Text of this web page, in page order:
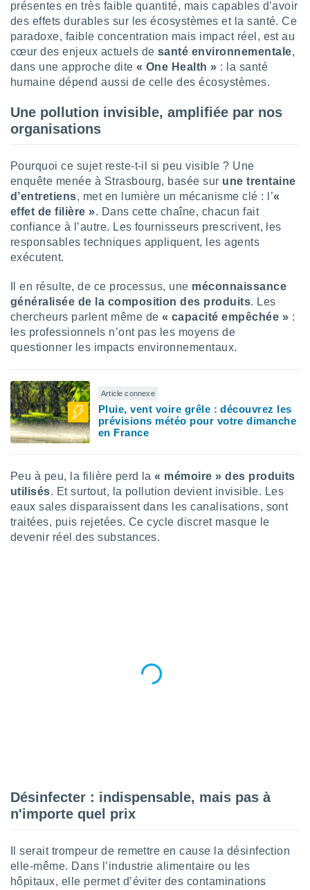
des
des
pour
des
votre
ce site
IP et
sur
Pour ce
à
en
«
» ou
créer
pour
des
présentes en très faible quantité, mais capables d’avoir
des effets durables sur les écosystèmes et la santé. Ce
paradoxe, faible concentration mais impact réel, est au
cœur des enjeux actuels de santé environnementale,
dans une approche dite« One Health » : la santé
humaine dépend aussi de celle des écosystèmes.
Une pollution invisible, amplifiée par nos
organisations
Pourquoi ce sujet reste-t-il si peu visible ? Une
enquête menée à Strasbourg, basée sur une trentaine
d’entretiens, met en lumière un mécanisme clé : l’«
effet de filière ». Dans cette chaîne, chacun fait
confiance à l’autre. Les fournisseurs prescrivent, les
responsables techniques appliquent, les agents
exécutent.
Il en résulte, de ce processus, une méconnaissance
généralisée de la composition des produits. Les
chercheurs parlent même de « capacité empêchée » :
les professionnels n’ont pas les moyens de
questionner les impacts environnementaux.
Article connexe
Pluie, vent voire grêle : découvrez les
prévisions météo pour votre dimanche
en France
Peu à peu, la filière perd la« mémoire » des produits
utilisés. Et surtout, la pollution devient invisible. Les
eaux sales disparaissent dans les canalisations, sont
traitées, puis rejetées. Ce cycle discret masque le
devenir réel des substances.
Désinfecter : indispensable, mais pas à
n'importe quel prix
Il serait trompeur de remettre en cause la désinfection
elle-même. Dans l’industrie alimentaire ou les
hôpitaux, elle permet d’éviter des contaminations